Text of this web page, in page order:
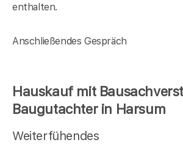
enthalten.
Anschließendes Gespräch
Hauskauf mit
Baugutachter in Harsum
Weiterfühendes